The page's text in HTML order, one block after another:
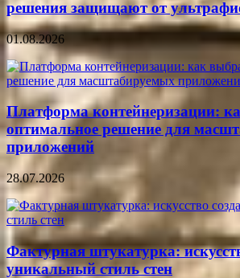
решения защищают от
01.08.2026
Платформа контейнеризации:
оптимальное решение для
приложений
28.07.2026
Фактурная штукатурка:
уникальный стиль стен